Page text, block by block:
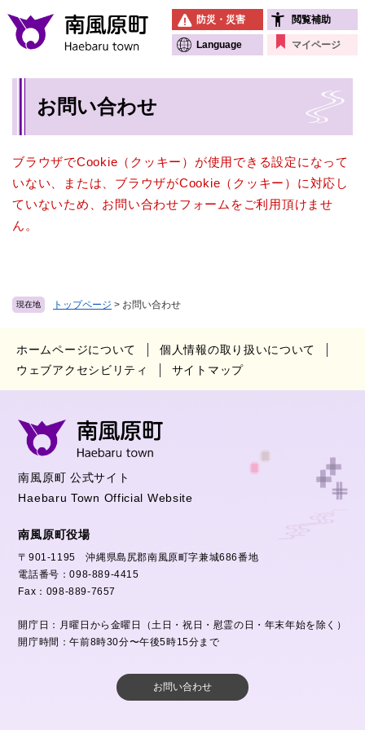
メニューを飛ばして本文へ
防災・災害 閲覧補助
Language マイページ
現在地 トップページ > お問い合わせ
お問い合わせ
ブラウザでCookie（クッキー）が使用できる設定になって
いない、または、ブラウザがCookie（クッキー）に対応し
ていないため、お問い合わせフォームをご利用頂けませ
ん。
ホームページについて
個人情報の取り扱いについて
ウェブアクセシビリティ
サイトマップ
南風原町 公式サイト
Haebaru Town Official Website
南風原町役場
〒901-1195 沖縄県島尻郡南風原町字兼城686番地
電話番号：098-889-4415
Fax：098-889-7657
開庁日：月曜日から金曜日（土日・祝日・慰霊の日・年末年始を除く）
開庁時間：午前8時30分〜午後5時15分まで
お問い合わせ